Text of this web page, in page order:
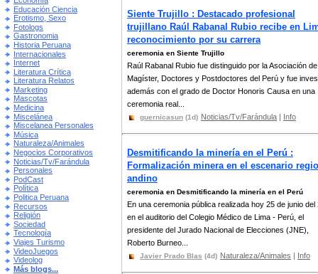
Educación Ciencia
Erotismo, Sexo
Fotologs
Gastronomia
Historia Peruana
Internacionales
Internet
Literatura Crítica
Literatura Relatos
Marketing
Mascotas
Medicina
Miscelánea
Miscelanea Personales
Música
Naturaleza/Animales
Negocios Corporativos
Noticias/Tv/Farándula
Personales
PodCast
Política
Politica Peruana
Recursos
Religión
Sociedad
Tecnología
Viajes Turismo
VideoJuegos
Videolog
Más blogs...
Siente Trujillo : Destacado profesional
trujillano Raúl Rabanal Rubio recibe en
reconocimiento por su carrera
ceremonia en Siente Trujillo
Raúl Rabanal Rubio fue distinguido por la Asociación de
Magíster, Doctores y Postdoctores del Perú y fue
además con el grado de Doctor Honoris Causa en una
ceremonia real...
guernicasun (1d) Noticias/Tv/Farándula | Info
Desmitificando la minería en el Perú :
Formalización minera en el escenario
andino
ceremonia en Desmitificando la minería en el Perú
En una ceremonia pública realizada hoy 25 de junio del
en el auditorio del Colegio Médico de Lima - Perú, el
presidente del Jurado Nacional de Elecciones (JNE),
Roberto Burneo...
Javier Prado Blas (4d) Naturaleza/Animales | Info